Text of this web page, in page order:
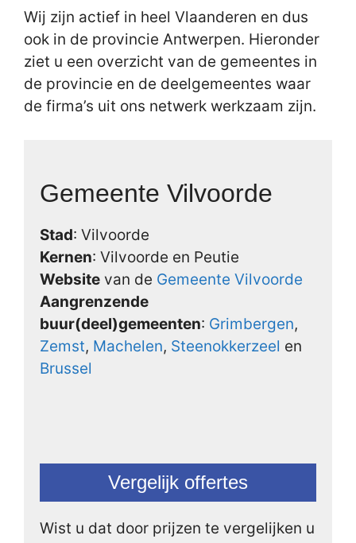
Wij zijn actief in heel Vlaanderen en dus
ook in de provincie Antwerpen. Hieronder
ziet u een overzicht van de gemeentes in
de provincie en de deelgemeentes waar
de firma’s uit ons netwerk werkzaam zijn.
Gemeente Vilvoorde
Stad: Vilvoorde
Kernen: Vilvoorde en Peutie
Website van de Gemeente Vilvoorde
Aangrenzende
buur(deel)gemeenten: Grimbergen,
Zemst, Machelen, Steenokkerzeel en
Brussel
Vergelijk offertes
Wist u dat door prijzen te vergelijken u